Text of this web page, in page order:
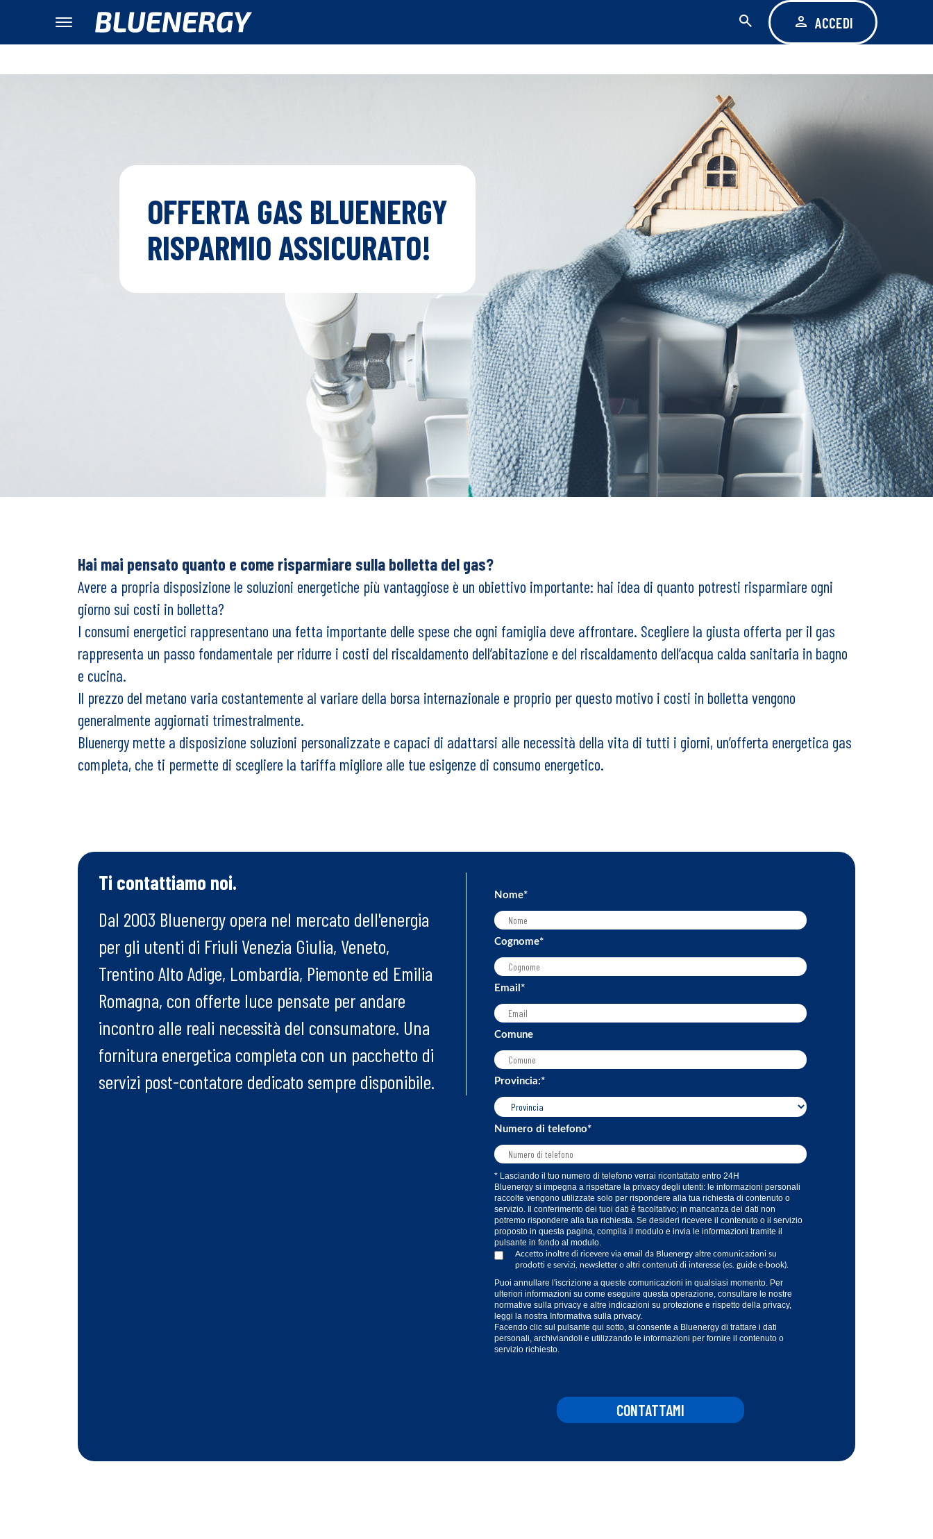
ACCEDI
OFFERTA GAS BLUENERGY
RISPARMIO ASSICURATO!
Hai mai pensato quanto e come risparmiare sulla bolletta del gas?
Avere a propria disposizione le soluzioni energetiche più vantaggiose è un obiettivo importante: hai idea di quanto potresti risparmiare ogni
giorno sui costi in bolletta?
I consumi energetici rappresentano una fetta importante delle spese che ogni famiglia deve affrontare. Scegliere la giusta offerta per il gas
rappresenta un passo fondamentale per ridurre i costi del riscaldamento dell’abitazione e del riscaldamento dell’acqua calda sanitaria in bagno
e cucina.
Il prezzo del metano varia costantemente al variare della borsa internazionale e proprio per questo motivo i costi in bolletta vengono
generalmente aggiornati trimestralmente.
Bluenergy mette a disposizione soluzioni personalizzate e capaci di adattarsi alle necessità della vita di tutti i giorni, un’offerta energetica gas
completa, che ti permette di scegliere la tariffa migliore alle tue esigenze di consumo energetico.
Ti contattiamo noi.
Dal 2003 Bluenergy opera nel mercato dell'energia
per gli utenti di Friuli Venezia Giulia, Veneto,
Trentino Alto Adige, Lombardia, Piemonte ed Emilia
Romagna, con offerte luce pensate per andare
incontro alle reali necessità del consumatore. Una
fornitura energetica completa con un pacchetto di
servizi post-contatore dedicato sempre disponibile.
Nome*
Cognome*
Email *
Comune
Provincia:*
Numero di telefono*
* Lasciando il tuo numero di telefono verrai ricontattato entro 24H
Bluenergy si impegna a rispettare la privacy degli utenti: le informazioni personali
raccolte vengono utilizzate solo per rispondere alla tua richiesta di contenuto o
servizio. Il conferimento dei tuoi dati è facoltativo; in mancanza dei dati non
potremo rispondere alla tua richiesta. Se desideri ricevere il contenuto o il servizio
proposto in questa pagina, compila il modulo e invia le informazioni tramite il
pulsante in fondo al modulo.
Accetto inoltre di ricevere via email da Bluenergy altre comunicazioni su
prodotti e servizi, newsletter o altri contenuti di interesse (es. guide e-book).
Puoi annullare l'iscrizione a queste comunicazioni in qualsiasi momento. Per
ulteriori informazioni su come eseguire questa operazione, consultare le nostre
normative sulla privacy e altre indicazioni su protezione e rispetto della privacy,
leggi la nostra Informativa sulla privacy.
Facendo clic sul pulsante qui sotto, si consente a Bluenergy di trattare i dati
personali, archiviandoli e utilizzando le informazioni per fornire il contenuto o
servizio richiesto.